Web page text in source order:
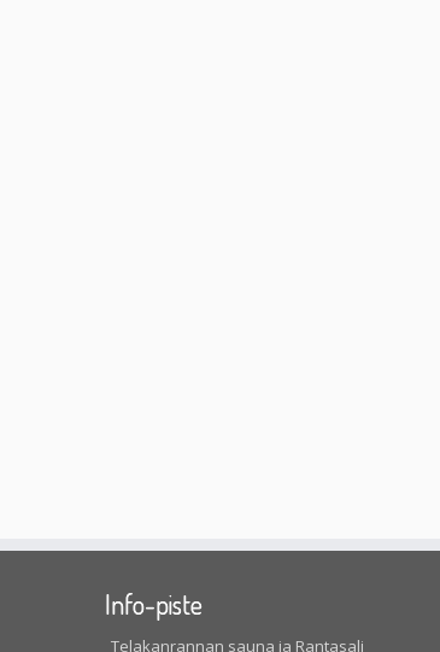
Info-piste
Telakanrannan sauna ja Rantasali